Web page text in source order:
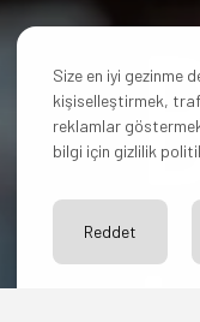
Size en iyi gezinme
kişiselleştirmek,
reklamlar
bilgi için gizlilik
Reddet